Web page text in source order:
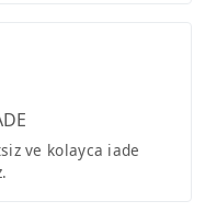
ve kolayca iade